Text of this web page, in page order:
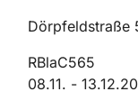
St.
Dörpfeldstraße
RBlaC565
08.11. -